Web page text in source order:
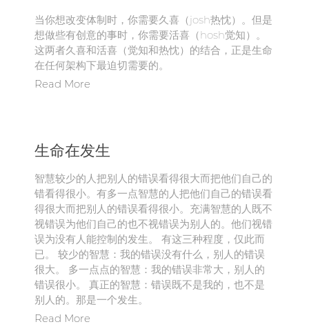
当你想改变体制时，你需要久喜（josh热忱）。但是
想做些有创意的事时，你需要活喜（hosh觉知）。
这两者久喜和活喜（觉知和热忱）的结合，正是生命
在任何架构下最迫切需要的。
Read More
生命在发生
智慧较少的人把别人的错误看得很大而把他们自己的
错看得很小。有多一点智慧的人把他们自己的错误看
得很大而把别人的错误看得很小。充满智慧的人既不
视错误为他们自己的也不视错误为别人的。他们视错
误为没有人能控制的发生。 有这三种程度，仅此而
已。 较少的智慧：我的错误没有什么，别人的错误
很大。 多一点点的智慧：我的错误非常大，别人的
错误很小。 真正的智慧：错误既不是我的，也不是
别人的。那是一个发生。
Read More